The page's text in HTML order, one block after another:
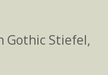
Gothic Stiefel,